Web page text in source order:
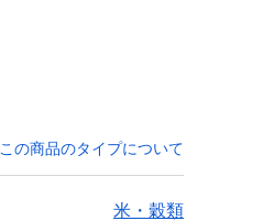
この商品のタイプについて
米・穀類